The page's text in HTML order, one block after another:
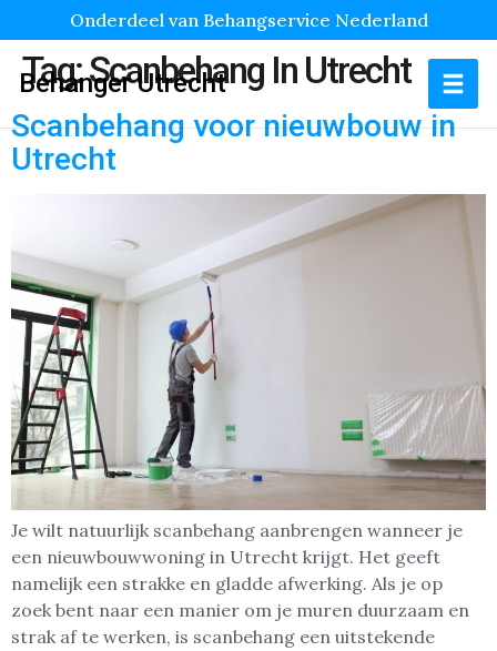
Onderdeel van Behangservice Nederland
Behanger Utrecht
Tag:Scanbehang In Utrecht
Scanbehang voor nieuwbouw in
Utrecht
Je wilt natuurlijk scanbehang aanbrengen wanneer je
een nieuwbouwwoning in Utrecht krijgt. Het geeft
namelijk een strakke en gladde afwerking. Als je op
zoek bent naar een manier om je muren duurzaam en
strak af te werken, is scanbehang een uitstekende